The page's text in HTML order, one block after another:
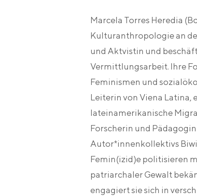
Marcela Torres Heredia
Kulturanthropologie an
und Aktvistin und
Vermittlungsarbeit. Ihre
Feminismen und
Leiterin von Viena Latina,
lateinamerikanische
Forscherin und
Autor*innenkollektivs
Femin(izid)e politisieren
patriarchaler Gewalt
engagiert sie sich in